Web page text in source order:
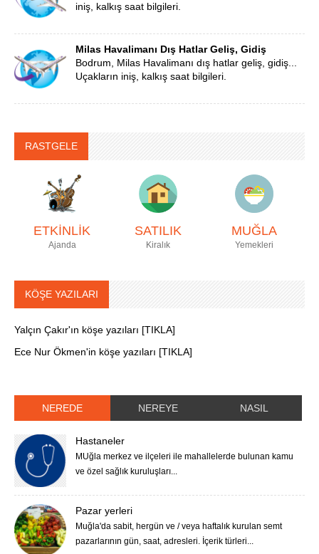
iniş, kalkış saat bilgileri.
Milas Havalimanı Dış Hatlar Geliş, Gidiş
Bodrum, Milas Havalimanı dış hatlar geliş, gidiş...
Uçakların iniş, kalkış saat bilgileri.
RASTGELE
ETKİNLİK
Ajanda
SATILIK
Kiralık
MUĞLA
Yemekleri
KÖŞE YAZILARI
Yalçın Çakır'ın köşe yazıları [TIKLA]
Ece Nur Ökmen'in köşe yazıları [TIKLA]
NEREDE NEREYE NASIL
Hastaneler
MUğla merkez ve ilçeleri ile mahallelerde bulunan kamu
ve özel sağlık kuruluşları...
Pazar yerleri
Muğla'da sabit, hergün ve / veya haftalık kurulan semt
pazarlarının gün, saat, adresleri. İçerik türleri...